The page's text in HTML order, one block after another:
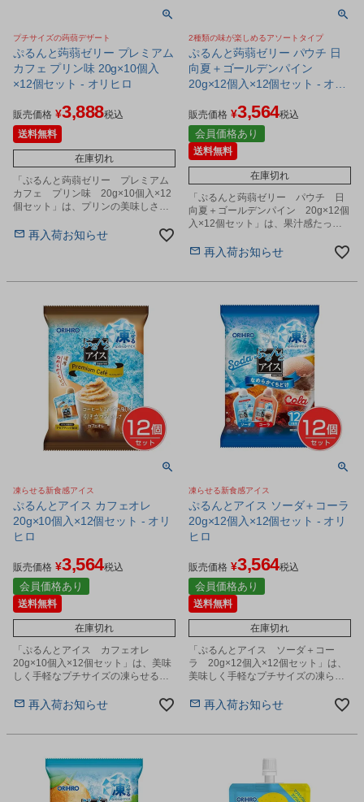
プチサイズの蒟蒻デザート
ぷるんと蒟蒻ゼリー プレミアム
カフェ プリン味 20g×10個入
×12個セット - オリヒロ
販売価格 ¥3,888税込
送料無料
在庫切れ
「ぷるんと蒟蒻ゼリー プレミアム
カフェ プリン味 20g×10個入×12
個セット」は、プリンの美味しさと
イズの蒟蒻デザートです。
再入荷お知らせ
2種類の味が楽しめるアソートタイプ
ぷるんと蒟蒻ゼリー パウチ 日
向夏＋ゴールデンパイン
20g×12個入×12個セット - オリ
販売価格 ¥3,564税込
会員価格あり
送料無料
在庫切れ
「ぷるんと蒟蒻ゼリー パウチ 日
向夏＋ゴールデンパイン 20g×12個
入×12個セット」は、果汁感たっぷ
蒻ゼリーです。
再入荷お知らせ
凍らせる新食感アイス
ぷるんとアイス カフェオレ
20g×10個入×12個セット - オリ
ヒロ
販売価格 ¥3,564税込
会員価格あり
送料無料
在庫切れ
「ぷるんとアイス カフェオレ
20g×10個入×12個セット」は、美味
しく手軽なプチサイズの凍らせるア
再入荷お知らせ
凍らせる新食感アイス
ぷるんとアイス ソーダ＋コーラ
20g×12個入×12個セット - オリ
ヒロ
販売価格 ¥3,564税込
会員価格あり
送料無料
在庫切れ
「ぷるんとアイス ソーダ＋コー
ラ 20g×12個入×12個セット」は、
美味しく手軽なプチサイズの凍らせ
再入荷お知らせ